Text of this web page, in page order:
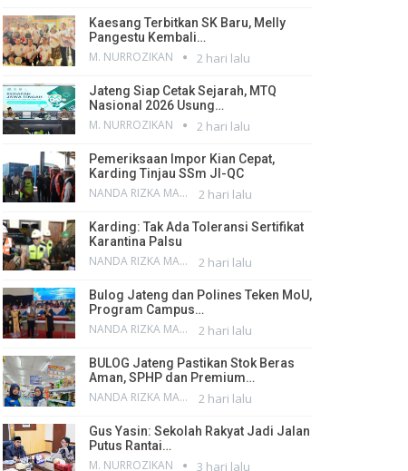
Kaesang Terbitkan SK Baru, Melly
Pangestu Kembali…
M. NURROZIKAN 2 hari lalu
Jateng Siap Cetak Sejarah, MTQ
Nasional 2026 Usung…
M. NURROZIKAN 2 hari lalu
Pemeriksaan Impor Kian Cepat,
Karding Tinjau SSm JI-QC
NANDA RIZKA MAHENDRA 2 hari lalu
Karding: Tak Ada Toleransi Sertifikat
Karantina Palsu
NANDA RIZKA MAHENDRA 2 hari lalu
Bulog Jateng dan Polines Teken MoU,
Program Campus…
NANDA RIZKA MAHENDRA 2 hari lalu
BULOG Jateng Pastikan Stok Beras
Aman, SPHP dan Premium…
NANDA RIZKA MAHENDRA 2 hari lalu
Gus Yasin: Sekolah Rakyat Jadi Jalan
Putus Rantai…
M. NURROZIKAN 3 hari lalu